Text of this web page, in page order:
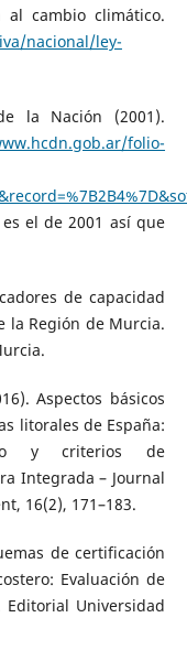
al cambio climático.
nacional/ley-
la Nación (2001).
folio-
el de 2001 así que
de capacidad
la Región de Murcia.
Aspectos básicos
litorales de España:
y criterios de
Integrada – Journal
16(2), 171–183.
de certificación
Evaluación de
Universidad